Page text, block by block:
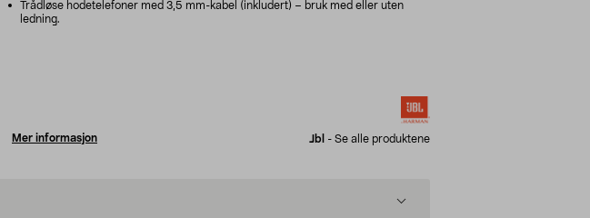
Trådløse hodetelefoner med 3,5 mm-kabel (inkludert) – bruk med eller uten
ledning.
Mer informasjon Jbl - Se alle produktene